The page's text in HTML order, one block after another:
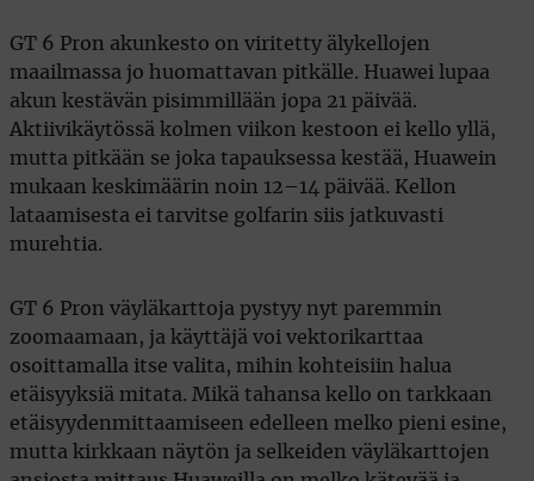
GT 6 Pron akunkesto on viritetty älykellojen
maailmassa jo huomattavan pitkälle. Huawei lupaa
akun kestävän pisimmillään jopa 21 päivää.
Aktiivikäytössä kolmen viikon kestoon ei kello yllä,
mutta pitkään se joka tapauksessa kestää, Huawein
mukaan keskimäärin noin 12–14 päivää. Kellon
lataamisesta ei tarvitse golfarin siis jatkuvasti
murehtia.
GT 6 Pron väyläkarttoja pystyy nyt paremmin
zoomaamaan, ja käyttäjä voi vektorikarttaa
osoittamalla itse valita, mihin kohteisiin halua
etäisyyksiä mitata. Mikä tahansa kello on tarkkaan
etäisyydenmittaamiseen edelleen melko pieni esine,
mutta kirkkaan näytön ja selkeiden väyläkarttojen